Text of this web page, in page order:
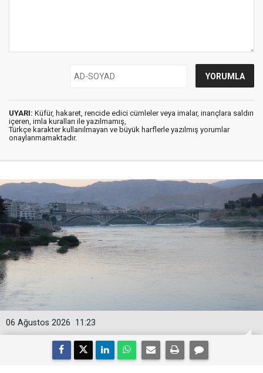
UYARI: Küfür, hakaret, rencide edici cümleler veya imalar, inançlara saldırı
içeren, imla kuralları ile yazılmamış,
Türkçe karakter kullanılmayan ve büyük harflerle yazılmış yorumlar
onaylanmamaktadır.
11:23
06 Ağustos 2026